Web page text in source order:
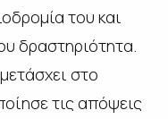
του και
δραστηριότητα.
στο
τις απόψεις